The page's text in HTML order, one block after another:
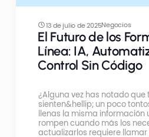
13 de julio de 2025Negocios
El Futuro de los
Línea: IA,
Control Sin Código
¿Alguna vez has notado que
sienten&hellip; un poco
llenas la misma información
rompen cuando más los
actualizarlos requiere llamar